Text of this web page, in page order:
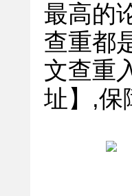
最高的
查重都
文查重
址】,保